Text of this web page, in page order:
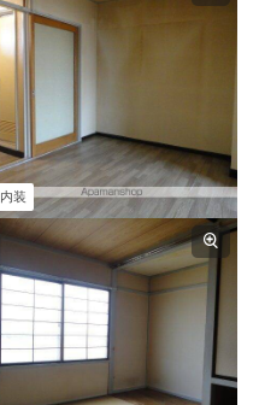
内装